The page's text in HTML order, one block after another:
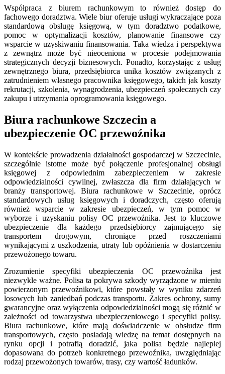
Współpraca z biurem rachunkowym to również dostęp do
fachowego doradztwa. Wiele biur oferuje usługi wykraczające poza
standardową obsługę księgową, w tym doradztwo podatkowe,
pomoc w optymalizacji kosztów, planowanie finansowe czy
wsparcie w uzyskiwaniu finansowania. Taka wiedza i perspektywa
z zewnątrz może być nieoceniona w procesie podejmowania
strategicznych decyzji biznesowych. Ponadto, korzystając z usług
zewnętrznego biura, przedsiębiorca unika kosztów związanych z
zatrudnieniem własnego pracownika księgowego, takich jak koszty
rekrutacji, szkolenia, wynagrodzenia, ubezpieczeń społecznych czy
zakupu i utrzymania oprogramowania księgowego.
Biura rachunkowe Szczecin a
ubezpieczenie OC przewoźnika
W kontekście prowadzenia działalności gospodarczej w Szczecinie,
szczególnie istotne może być połączenie profesjonalnej obsługi
księgowej z odpowiednim zabezpieczeniem w zakresie
odpowiedzialności cywilnej, zwłaszcza dla firm działających w
branży transportowej. Biura rachunkowe w Szczecinie, oprócz
standardowych usług księgowych i doradczych, często oferują
również wsparcie w zakresie ubezpieczeń, w tym pomoc w
wyborze i uzyskaniu polisy OC przewoźnika. Jest to kluczowe
ubezpieczenie dla każdego przedsiębiorcy zajmującego się
transportem drogowym, chroniące przed roszczeniami
wynikającymi z uszkodzenia, utraty lub opóźnienia w dostarczeniu
przewożonego towaru.
Zrozumienie specyfiki ubezpieczenia OC przewoźnika jest
niezwykle ważne. Polisa ta pokrywa szkody wyrządzone w mieniu
powierzonym przewoźnikowi, które powstały w wyniku zdarzeń
losowych lub zaniedbań podczas transportu. Zakres ochrony, sumy
gwarancyjne oraz wyłączenia odpowiedzialności mogą się różnić w
zależności od towarzystwa ubezpieczeniowego i specyfiki polisy.
Biura rachunkowe, które mają doświadczenie w obsłudze firm
transportowych, często posiadają wiedzę na temat dostępnych na
rynku opcji i potrafią doradzić, jaka polisa będzie najlepiej
dopasowana do potrzeb konkretnego przewoźnika, uwzględniając
rodzaj przewożonych towarów, trasy, czy wartość ładunków.